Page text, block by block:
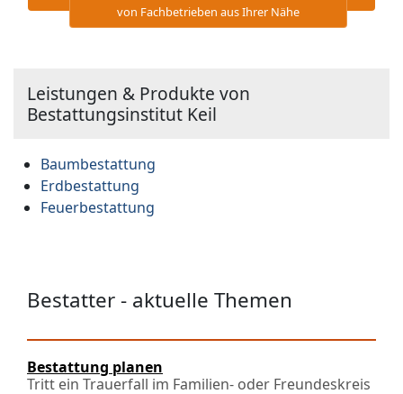
von Fachbetrieben aus Ihrer Nähe
Leistungen & Produkte von
Bestattungsinstitut Keil
Baumbestattung
Erdbestattung
Feuerbestattung
Bestatter - aktuelle Themen
Bestattung planen
Tritt ein Trauerfall im Familien- oder Freundeskreis